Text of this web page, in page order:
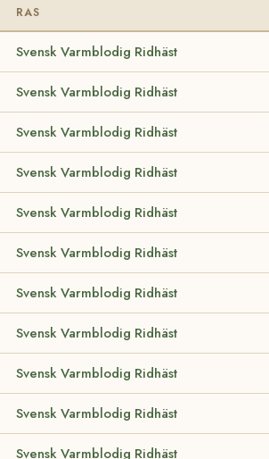
RAS
Svensk Varmblodig Ridhäst
Svensk Varmblodig Ridhäst
Svensk Varmblodig Ridhäst
Svensk Varmblodig Ridhäst
Svensk Varmblodig Ridhäst
Svensk Varmblodig Ridhäst
Svensk Varmblodig Ridhäst
Svensk Varmblodig Ridhäst
Svensk Varmblodig Ridhäst
Svensk Varmblodig Ridhäst
Svensk Varmblodig Ridhäst